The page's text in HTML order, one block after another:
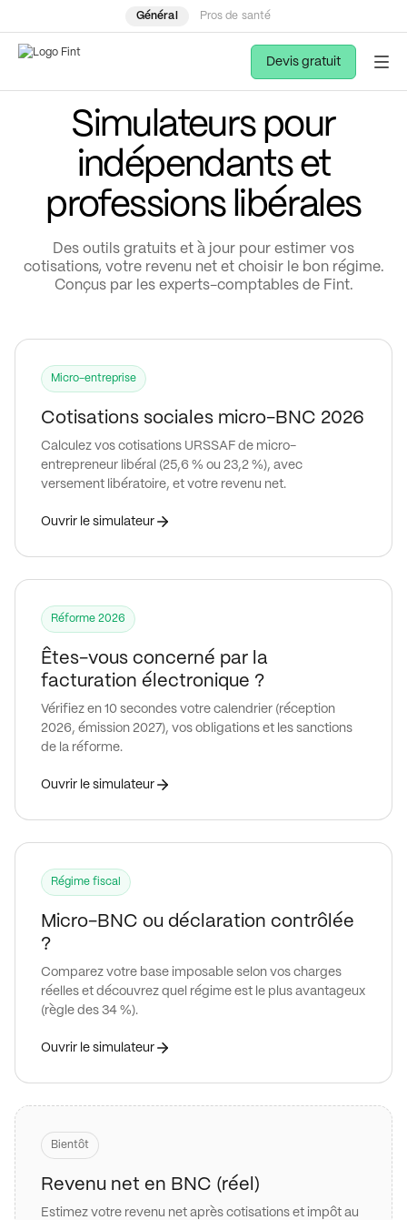
Général Pros de santé
Devis gratuit
Simulateurs pour
indépendants et
professions libérales
Des outils gratuits et à jour pour estimer vos
cotisations, votre revenu net et choisir le bon régime.
Conçus par les experts-comptables de Fint.
Micro-entreprise
Cotisations sociales micro-BNC 2026
Calculez vos cotisations URSSAF de micro-
entrepreneur libéral (25,6 % ou 23,2 %), avec
versement libératoire, et votre revenu net.
Ouvrir le simulateur
Réforme 2026
Êtes-vous concerné par la
facturation électronique ?
Vérifiez en 10 secondes votre calendrier (réception
2026, émission 2027), vos obligations et les sanctions
de la réforme.
Ouvrir le simulateur
Régime fiscal
Micro-BNC ou déclaration contrôlée
?
Comparez votre base imposable selon vos charges
réelles et découvrez quel régime est le plus avantageux
(règle des 34 %).
Ouvrir le simulateur
Bientôt
Revenu net en BNC (réel)
Estimez votre revenu net après cotisations et impôt au